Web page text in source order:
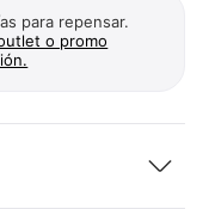
para repensar.
o promo